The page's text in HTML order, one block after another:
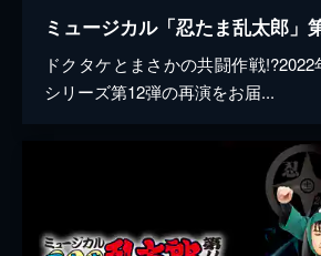
ドクタケとまさかの共闘作戦
シリーズ第12弾の再演をお届...